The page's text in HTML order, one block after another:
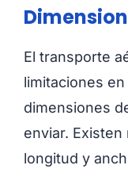
El transporte
limitaciones
dimensiones
enviar.
longitud y